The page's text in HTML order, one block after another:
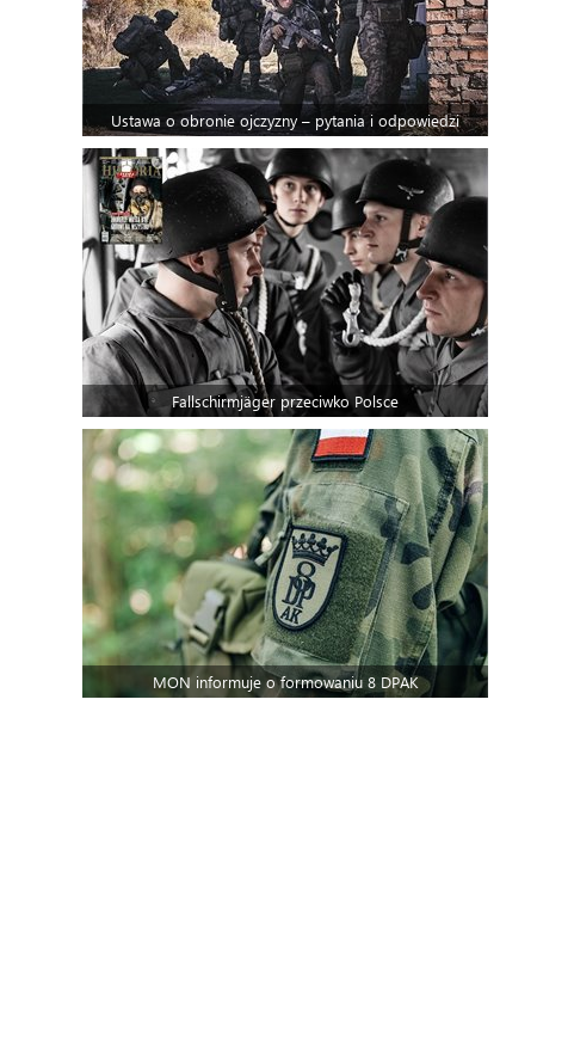
Ustawa o obronie ojczyzny – pytania i odpowiedzi
Fallschirmjäger przeciwko Polsce
MON informuje o formowaniu 8 DPAK